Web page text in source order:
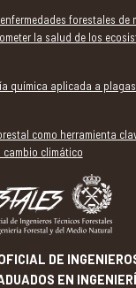
forestales de
la salud de los
química aplicada a
como herramienta
cambio climático
DE
EN